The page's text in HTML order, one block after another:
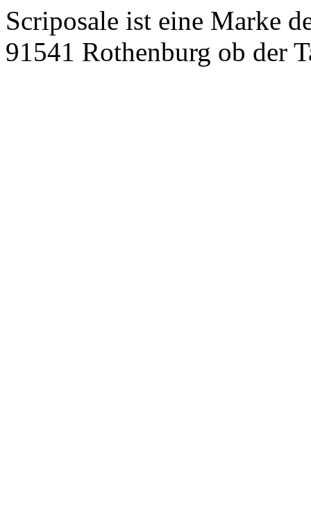
Scriposale ist eine Marke
91541 Rothenburg ob der